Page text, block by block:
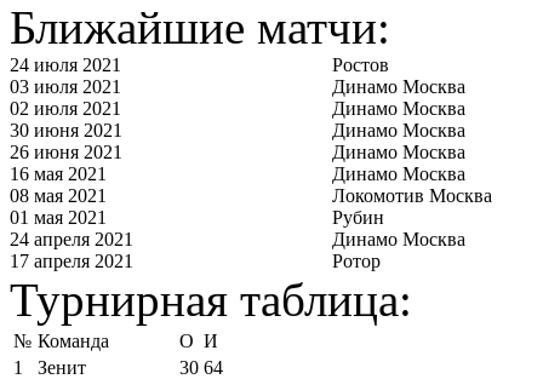
Ближайшие матчи:
24 июля 2021
Ростов
03 июля 2021
Динамо Москва
02 июля 2021
Динамо Москва
30 июня 2021
Динамо Москва
26 июня 2021
Динамо Москва
16 мая 2021
Динамо Москва
08 мая 2021
Локомотив Москва
01 мая 2021
Рубин
24 апреля 2021
Динамо Москва
17 апреля 2021
Ротор
Турнирная таблица:
№ Команда О И
1
Зенит 30 64